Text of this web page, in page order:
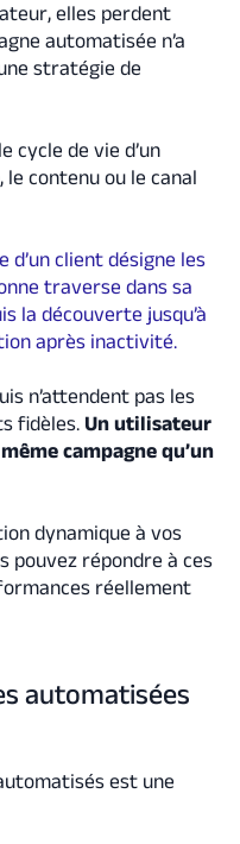
elles perdent
automatisée n’a
stratégie de
cycle de vie d’un
contenu ou le canal
d’un client désigne les
traverse dans sa
la découverte jusqu’à
après inactivité.
n’attendent pas les
fidèles. Un utilisateur
campagne qu’un
dynamique à vos
pouvez répondre à ces
réellement
automatisées
est une